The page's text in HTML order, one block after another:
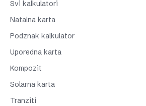
Svi kalkulatori
Natalna karta
Podznak kalkulator
Uporedna karta
Kompozit
Solarna karta
Tranziti